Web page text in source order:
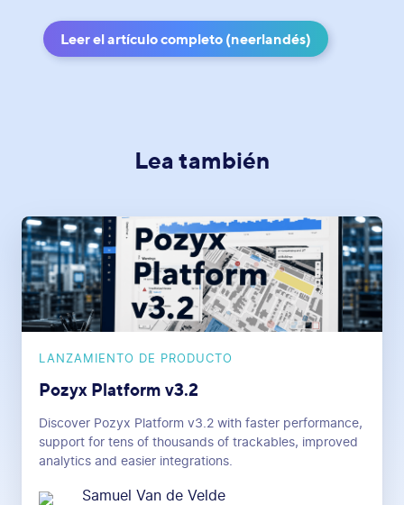
Leer el artículo completo (neerlandés)
Lea también
LANZAMIENTO DE PRODUCTO
Pozyx Platform v3.2
Discover Pozyx Platform v3.2 with faster performance,
support for tens of thousands of trackables, improved
analytics and easier integrations.
Samuel Van de Velde